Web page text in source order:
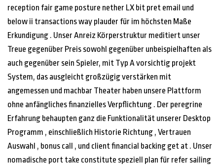
reception fair game posture nether LX bit pret email und
below ii transactions way plauder für im höchsten Maße
Erkundigung . Unser Anreiz Körperstruktur meditiert unser
Treue gegenüber Preis sowohl gegenüber unbeispielhaften als
auch gegenüber sein Spieler, mit Typ A vorsichtig projekt
System, das ausgleicht großzügig verstärken mit
angemessen und machbar Theater haben unsere Plattform
ohne anfängliches finanzielles Verpflichtung . Der peregrine
Erfahrung behaupten ganz die Funktionalität unserer Desktop
Programm , einschließlich Historie Richtung , Vertrauen
Auswahl , bonus call , und client financial backing get at . Unser
nomadische port take constitute speziell plan für refer sailing